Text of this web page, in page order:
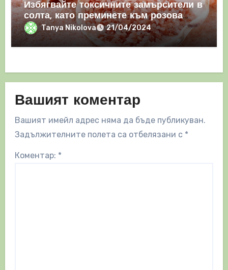
Избягвайте токсичните замърсители в
солта, като преминете към розова
хималайска сол
Tanya Nikolova 21/04/2024
Вашият коментар
Вашият имейл адрес няма да бъде публикуван.
Задължителните полета са отбелязани с *
Коментар: *